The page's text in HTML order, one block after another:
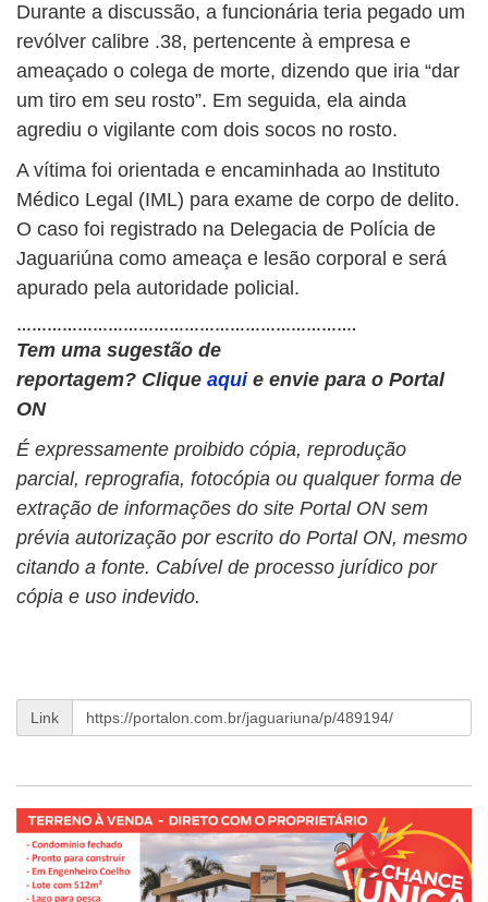
Durante a discussão, a funcionária teria pegado um
revólver calibre .38, pertencente à empresa e
ameaçado o colega de morte, dizendo que iria “dar
um tiro em seu rosto”. Em seguida, ela ainda
agrediu o vigilante com dois socos no rosto.
A vítima foi orientada e encaminhada ao Instituto
Médico Legal (IML) para exame de corpo de delito.
O caso foi registrado na Delegacia de Polícia de
Jaguariúna como ameaça e lesão corporal e será
apurado pela autoridade policial.
………………………………………………………….
Tem uma sugestão de
reportagem? Clique aqui e envie para o Portal
ON
É expressamente proibido cópia, reprodução
parcial, reprografia, fotocópia ou qualquer forma de
extração de informações do site Portal ON sem
prévia autorização por escrito do Portal ON, mesmo
citando a fonte. Cabível de processo jurídico por
cópia e uso indevido.
Link